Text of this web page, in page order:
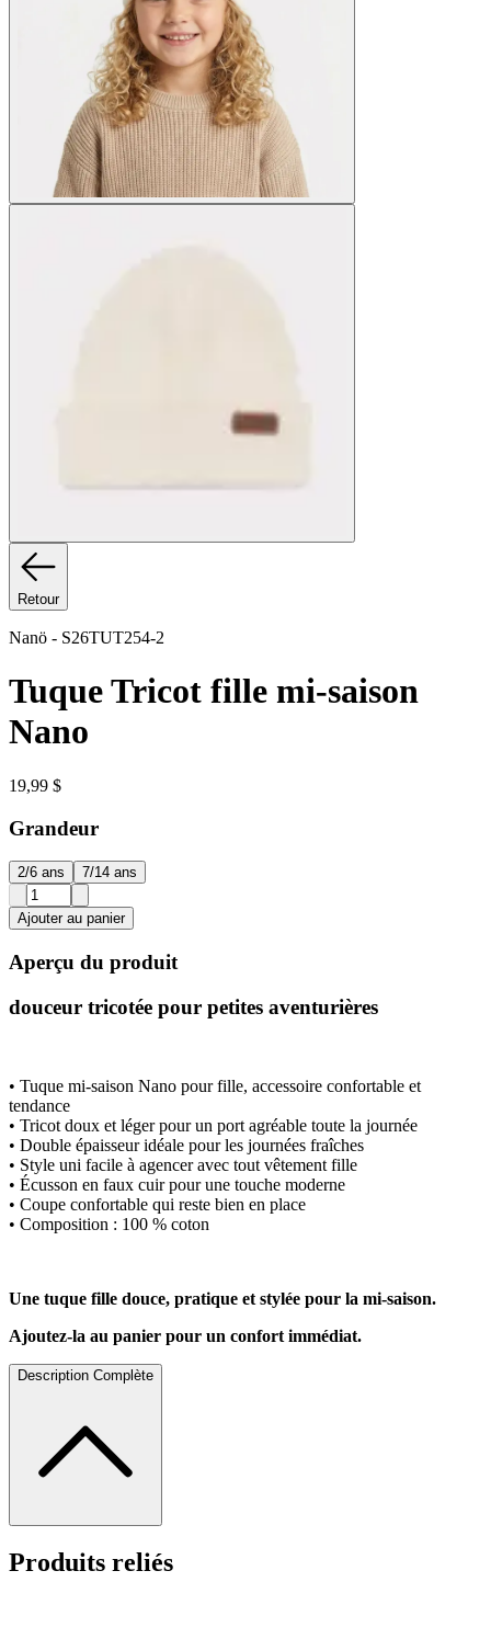
Retour
Nanö - S26TUT254-2
Tuque Tricot fille mi-saison
Nano
19,99 $
Grandeur
2/6 ans 7/14 ans
Ajouter au panier
Aperçu du produit
douceur tricotée pour petites aventurières
• Tuque mi-saison Nano pour fille, accessoire confortable et
tendance
• Tricot doux et léger pour un port agréable toute la journée
• Double épaisseur idéale pour les journées fraîches
• Style uni facile à agencer avec tout vêtement fille
• Écusson en faux cuir pour une touche moderne
• Coupe confortable qui reste bien en place
• Composition : 100 % coton
Une tuque fille douce, pratique et stylée pour la mi-saison.
Ajoutez-la au panier pour un confort immédiat.
Description Complète
Produits reliés